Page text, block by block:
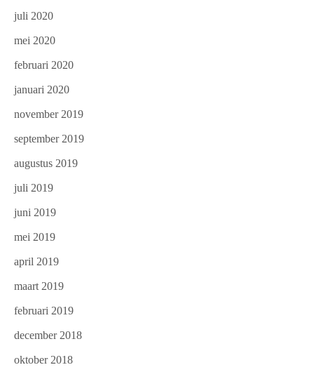
juli 2020
mei 2020
februari 2020
januari 2020
november 2019
september 2019
augustus 2019
juli 2019
juni 2019
mei 2019
april 2019
maart 2019
februari 2019
december 2018
oktober 2018